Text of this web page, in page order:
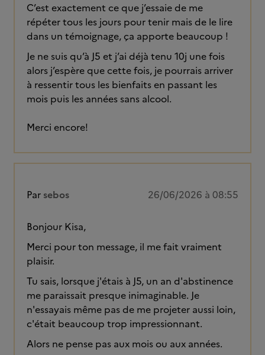
C’est exactement ce que j’essaie de me
répéter tous les jours pour tenir mais de le lire
dans un témoignage, ça apporte beaucoup !
Je ne suis qu’à J5 et j’ai déjà tenu 10j une fois
alors j’espère que cette fois, je pourrais arriver
à ressentir tous les bienfaits en passant les
mois puis les années sans alcool.
Merci encore!
Par sebos 26/06/2026 à 08:55
Bonjour Kisa,
Merci pour ton message, il me fait vraiment
plaisir.
Tu sais, lorsque j'étais à J5, un an d'abstinence
me paraissait presque inimaginable. Je
n'essayais même pas de me projeter aussi loin,
c'était beaucoup trop impressionnant.
Alors ne pense pas aux mois ou aux années.